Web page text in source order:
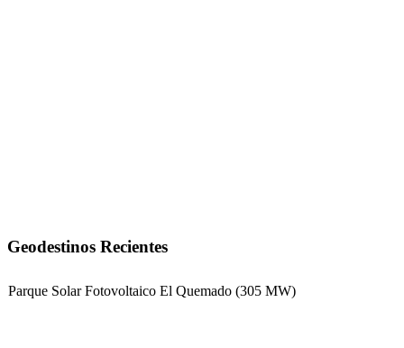
Geodestinos Recientes
Parque Solar Fotovoltaico El Quemado (305 MW)